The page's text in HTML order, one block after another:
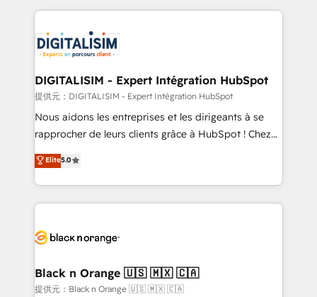
clients.” - Brian Garvey, VP, Solutions Partner
Program, HubSpot.
strengthen your digital transformation and minimize
Implementation partner, we provide expertise to
drive your business forward. Since 2015 we are fully
dedicated to HubSpot and with an experienced
team (50+), we work with reputable companies in
B2B sectors such as manufacturing, SaaS and
business services. We prepare a customized
impact of your digital transformation, including a
detailed financial rationale with a focus on ROI and
embark on a transformational journey that sets your
business up for long-term success. Unlock your
business. If not now, when?
DIGITALISIM - Expert Intégration HubSpot
提供元：DIGITALISIM - Expert Intégration HubSpot
Nous aidons les entreprises et les dirigeants à se
rapprocher de leurs clients grâce à HubSpot ! Chez
DIGITALISIM, nous avons l'intime conviction que la
réussite des entreprises passe par l’innovation web,
le marketing digital, et la relation client ! C'est
pourquoi, nos experts sont à la fois capables de
référencement, votre stratégie digitale et le pilotage
projet HubSpot avec DIGITALISIM : 🧽 Nettoyage,
migration et intégration des bases de données. 🚀
Elite5.0
Black n Orange 🇺🇸 🇲🇽 🇨🇦
提供元：Black n Orange 🇺🇸 🇲🇽 🇨🇦